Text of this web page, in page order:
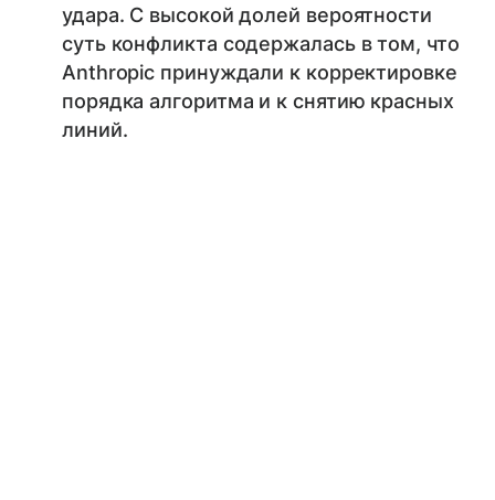
удара. С высокой долей вероятности
суть конфликта содержалась в том, что
Anthropic принуждали к корректировке
порядка алгоритма и к снятию красных
линий.